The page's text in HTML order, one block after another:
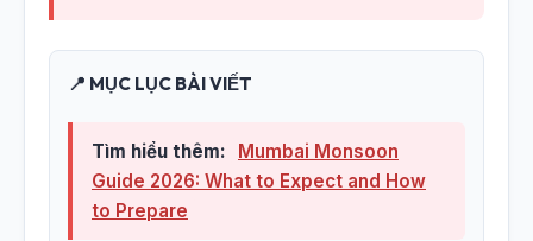
📍 MỤC LỤC BÀI VIẾT
Tìm hiểu thêm:
Mumbai Monsoon
Guide 2026: What to Expect and How
to Prepare